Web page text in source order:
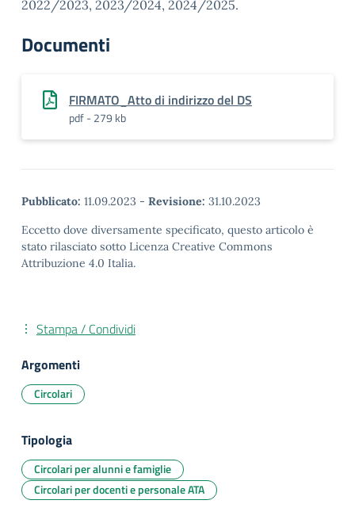
2022/2023, 2023/2024, 2024/2025.
Documenti
FIRMATO_Atto di indirizzo del DS
pdf - 279 kb
Pubblicato: 11.09.2023 - Revisione: 31.10.2023
Eccetto dove diversamente specificato, questo articolo è
stato rilasciato sotto Licenza Creative Commons
Attribuzione 4.0 Italia.
Stampa / Condividi
Argomenti
Circolari
Tipologia
Circolari per alunni e famiglie
Circolari per docenti e personale ATA